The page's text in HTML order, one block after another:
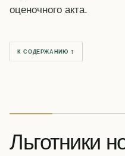
оценочного акта.
К СОДЕРЖАНИЮ ↑
Льготники